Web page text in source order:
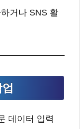
거나 SNS 활
데이터 입력